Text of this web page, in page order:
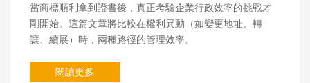
當商標順利拿到證書後，真正考驗企業行政效率的挑戰才
剛開始。這篇文章將比較在權利異動（如變更地址、轉
讓、續展）時，兩種路徑的管理效率。
閱讀更多